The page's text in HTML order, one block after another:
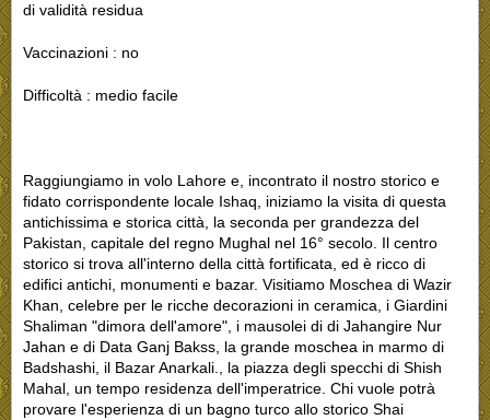
di validità residua
Vaccinazioni : no
Difficoltà : medio facile
Raggiungiamo in volo Lahore e, incontrato il nostro storico e
fidato corrispondente locale Ishaq, iniziamo la visita di questa
antichissima e storica città, la seconda per grandezza del
Pakistan, capitale del regno Mughal nel 16° secolo. Il centro
storico si trova all'interno della città fortificata, ed è ricco di
edifici antichi, monumenti e bazar. Visitiamo Moschea di Wazir
Khan, celebre per le ricche decorazioni in ceramica, i Giardini
Shaliman "dimora dell'amore", i mausolei di di Jahangire Nur
Jahan e di Data Ganj Bakss, la grande moschea in marmo di
Badshashi, il Bazar Anarkali., la piazza degli specchi di Shish
Mahal, un tempo residenza dell'imperatrice. Chi vuole potrà
provare l'esperienza di un bagno turco allo storico Shai